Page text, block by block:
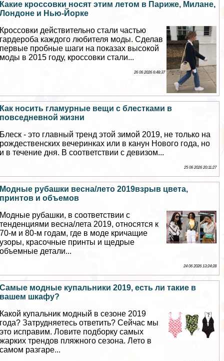
Какие кроссовки носят этим летом в Париже, Милане,
Лондоне и Нью-Йорке
Кроссовки действительно стали частью
гардероба каждого любителя моды. Сделав
первые пробные шаги на показах высокой
моды в 2015 году, кроссовки стали...
26 06 2026 6:48:37
Как носить гламурные вещи с блестками в
повседневной жизни
Блеск - это главный тренд этой зимой 2019, не только на
рождественских вечеринках или в канун Нового года, но
и в течение дня. В соответствии с девизом...
25 06 2026 20:11:27
Модные рубашки весна/лето 2019взрыв цвета,
принтов и объемов
Модные рубашки, в соответствии с
тенденциями весна/лета 2019, относятся к
70-м и 80-м годам, где в моде кричащие
узоры, красочные принты и щедрые
объемные детали...
24 06 2026 13:24:28
Самые модные купальники 2019, есть ли такие в
вашем шкафу?
Какой купальник модный в сезоне 2019
года? Затрудняетесь ответить? Сейчас мы
это исправим. Ловите подборку самых
жарких трендов пляжного сезона. Лето в
самом разгаре...